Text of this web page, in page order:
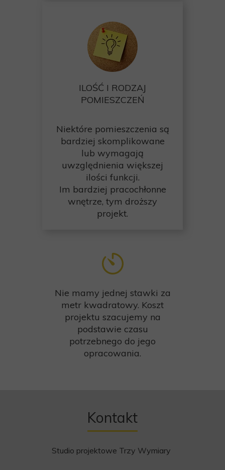
Kontakt
Studio projektowe Trzy Wymiary
ILOŚĆ I RODZAJ
POMIESZCZEŃ
Niektóre pomieszczenia są
bardziej skomplikowane
lub wymagają
uwzględnienia większej
ilości funkcji.
Im bardziej pracochłonne
wnętrze, tym droższy
projekt.
Nie mamy jednej stawki za
metr kwadratowy. Koszt
projektu szacujemy na
podstawie czasu
potrzebnego do jego
opracowania.